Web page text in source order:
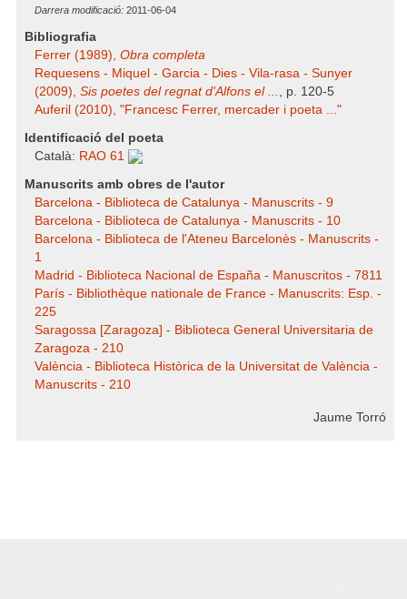
Darrera modificació: 2011-06-04
Bibliografia
Ferrer (1989), Obra completa
Requesens - Miquel - Garcia - Dies - Vila-rasa - Sunyer
(2009), Sis poetes del regnat d'Alfons el ... , p. 120-5
Auferil (2010), "Francesc Ferrer, mercader i poeta ..."
Identificació del poeta
Català: RAO 61
Manuscrits amb obres de l'autor
Barcelona - Biblioteca de Catalunya - Manuscrits - 9
Barcelona - Biblioteca de Catalunya - Manuscrits - 10
Barcelona - Biblioteca de l'Ateneu Barcelonès - Manuscrits -
1
Madrid - Biblioteca Nacional de España - Manuscritos - 7811
París - Bibliothèque nationale de France - Manuscrits: Esp. -
225
Saragossa [Zaragoza] - Biblioteca General Universitaria de
Zaragoza - 210
València - Biblioteca Històrica de la Universitat de València -
Manuscrits - 210
Jaume Torró